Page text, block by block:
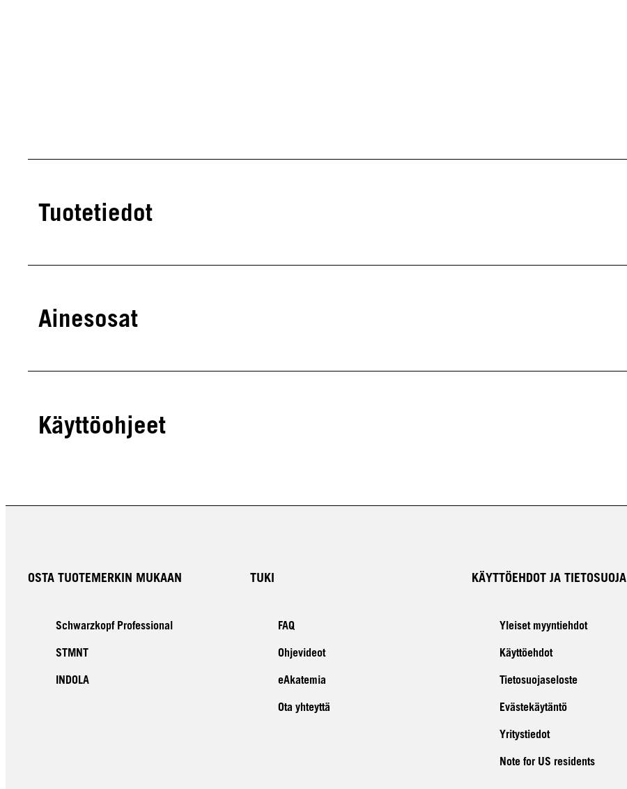
Tuotetiedot
Ainesosat
Käyttöohjeet
OSTA TUOTEMERKIN MUKAAN
Schwarzkopf Professional
STMNT
INDOLA
TUKI
FAQ
Ohjevideot
eAkatemia
Ota yhteyttä
KÄYTTÖEHDOT JA TIETOSUOJA
Yleiset myyntiehdot
Käyttöehdot
Tietosuojaseloste
Evästekäytäntö
Yritystiedot
Note for US residents